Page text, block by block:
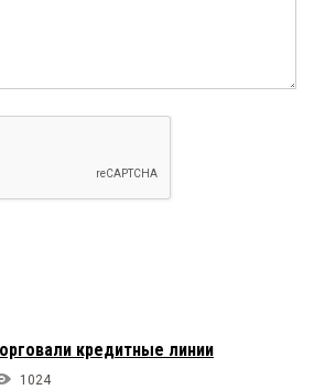
кредитные линии
1024